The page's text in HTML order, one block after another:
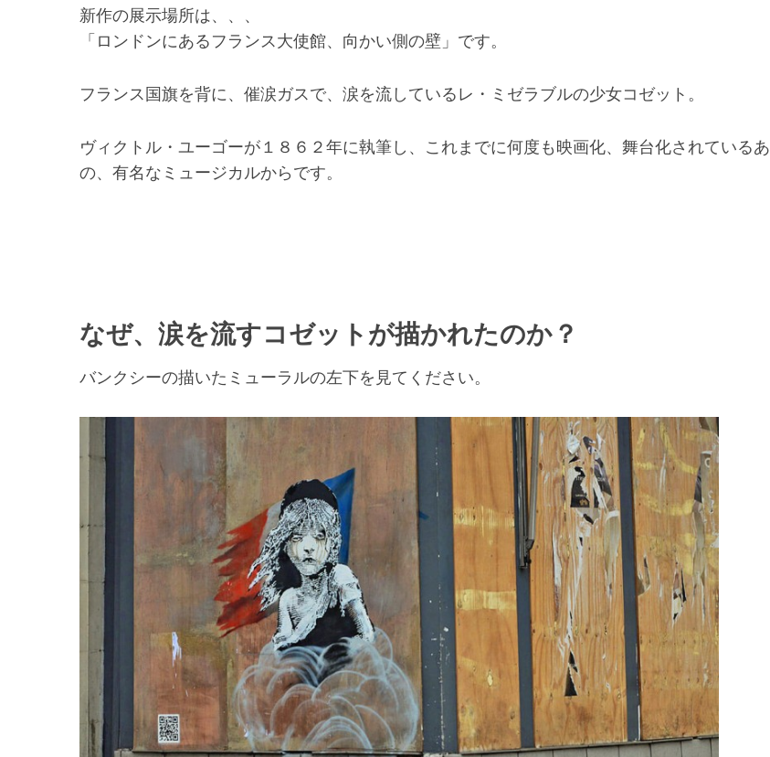
新作の展示場所は、、、
「ロンドンにあるフランス大使館、向かい側の壁」です。
フランス国旗を背に、催涙ガスで、涙を流しているレ・ミゼラブルの少女コゼット。
ヴィクトル・ユーゴーが１８６２年に執筆し、これまでに何度も映画化、舞台化されているあ
の、有名なミュージカルからです。
なぜ、涙を流すコゼットが描かれたのか？
バンクシーの描いたミューラルの左下を見てください。